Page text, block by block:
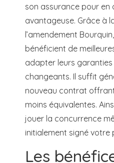
son assurance pour en
avantageuse. Grâce à
l’amendement
bénéficient de
adapter leurs garanties
changeants. Il suffit
nouveau contrat
moins équivalentes.
jouer la concurrence
initialement signé votre
Les